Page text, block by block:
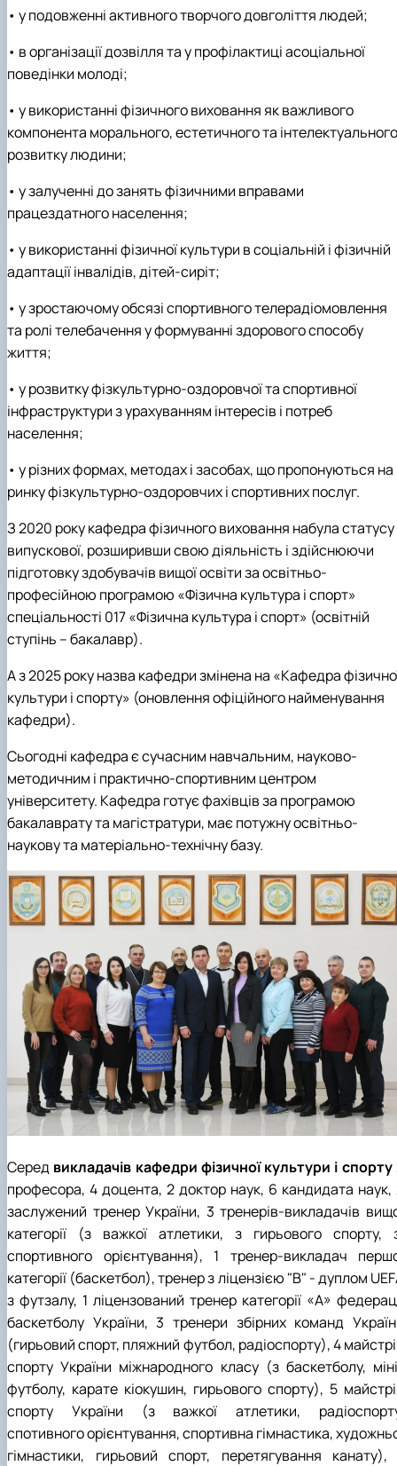
• у подовженні активного творчого довголіття людей;
• в організації дозвілля та у профілактиці асоціальної
поведінки молоді;
• у використанні фізичного виховання як важливого
компонента морального, естетичного та інтелектуального
розвитку людини;
• у залученні до занять фізичними вправами
працездатного населення;
• у використанні фізичної культури в соціальній і фізичній
адаптації інвалідів, дітей-сиріт;
• у зростаючому обсязі спортивного телерадіомовлення
та ролі телебачення у формуванні здорового способу
життя;
• у розвитку фізкультурно-оздоровчої та спортивної
інфраструктури з урахуванням інтересів і потреб
населення;
• у різних формах, методах і засобах, що пропонуються на
ринку фізкультурно-оздоровчих і спортивних послуг.
З 2020 року кафедра фізичного виховання набула статусу
випускової, розширивши свою діяльність і здійснюючи
підготовку здобувачів вищої освіти за освітньо-
професійною програмою «Фізична культура і спорт»
спеціальності 017 «Фізична культура і спорт» (освітній
ступінь – бакалавр).
А з 2025 року назва кафедри змінена на «Кафедра
культури і спорту» (оновлення офіційного найменування
кафедри).
Сьогодні кафедра є сучасним навчальним, науково-
методичним і практично-спортивним центром
університету. Кафедра готує фахівців за програмою
бакалаврату та магістратури, має потужну освітньо-
наукову та матеріально-технічну базу.
Серед викладачів кафедри фізичної культури і спорту
професора, 4 доцента, 2 доктор наук, 6 кандидата наук,
заслужений тренер України, 3 тренерів-викладачів
категорії (з важкої атлетики, з гирьового спорту,
спортивного орієнтування), 1 тренер-викладач
категорії (баскетбол), тренер з ліцензією "В" - дуплом
з футзалу, 1 ліцензований тренер категорії «А»
баскетболу України, 3 тренери збірних команд
(гирьовий спорт, пляжний футбол, радіоспорту), 4
спорту України міжнародного класу (з баскетболу,
футболу, карате кіокушин, гирьового спорту), 5
спорту України (з важкої атлетики,
спотивного орієнтування, спортивна гімнастика,
гімнастики, гирьовий спорт, перетягування канату),